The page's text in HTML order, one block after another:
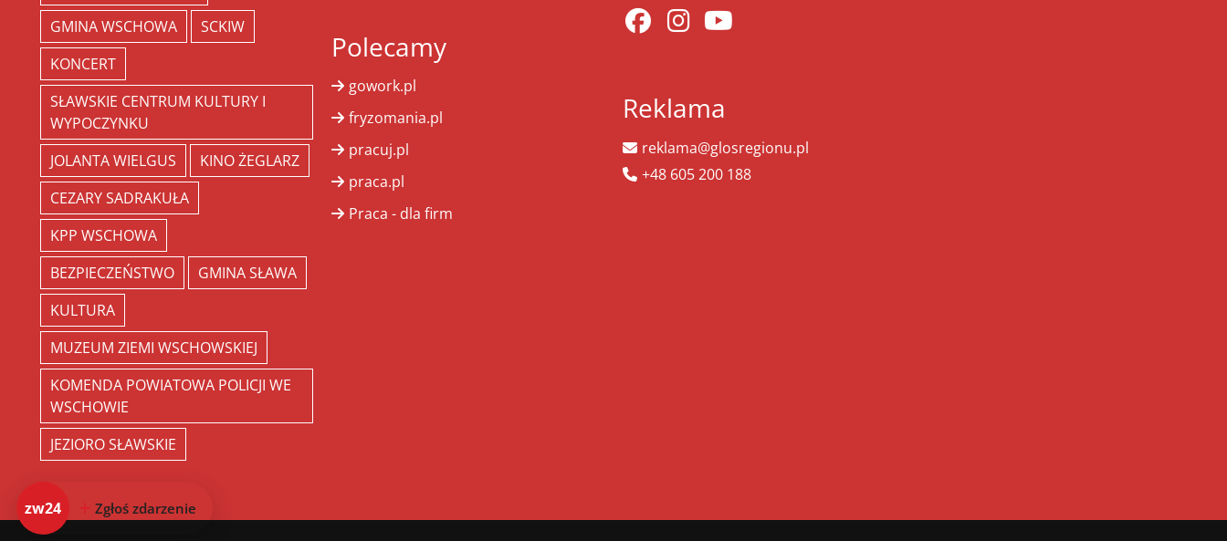
GMINA WSCHOWA
SCKIW
KONCERT
SŁAWSKIE CENTRUM KULTURY I
WYPOCZYNKU
JOLANTA WIELGUS
KINO ŻEGLARZ
CEZARY SADRAKUŁA
KPP WSCHOWA
BEZPIECZEŃSTWO
GMINA SŁAWA
KULTURA
MUZEUM ZIEMI WSCHOWSKIEJ
KOMENDA POWIATOWA POLICJI WE
WSCHOWIE
JEZIORO SŁAWSKIE
Polecamy
gowork.pl
fryzomania.pl
pracuj.pl
praca.pl
Praca - dla firm
Reklama
reklama@glosregionu.pl
+48 605 200 188
zw24 Zgłoś zdarzenie